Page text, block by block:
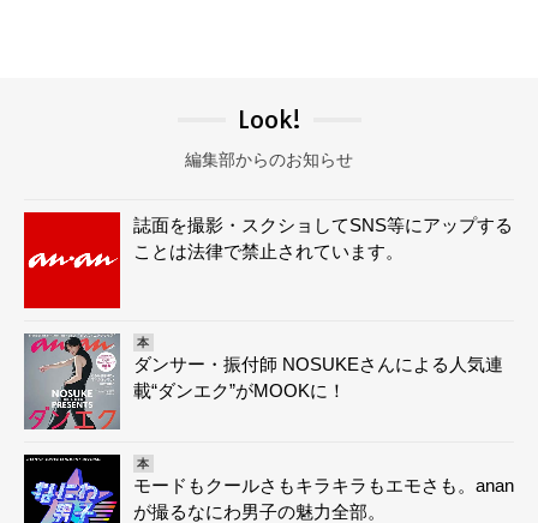
Look!
編集部からのお知らせ
誌面を撮影・スクショしてSNS等にアップする
ことは法律で禁止されています。
本
ダンサー・振付師 NOSUKEさんによる人気連
載“ダンエク”がMOOKに！
本
モードもクールさもキラキラもエモさも。anan
が撮るなにわ男子の魅力全部。